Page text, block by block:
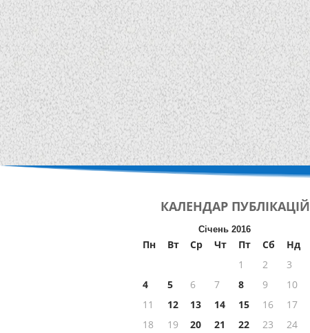
КАЛЕНДАР ПУБЛІКАЦІЙ
Січень 2016
Пн Вт Ср Чт Пт Сб
Нд
1
2
3
4
5 6 7 8 9
10
11
12 13 14 15 16
17
18
19 20 21 22 23 24